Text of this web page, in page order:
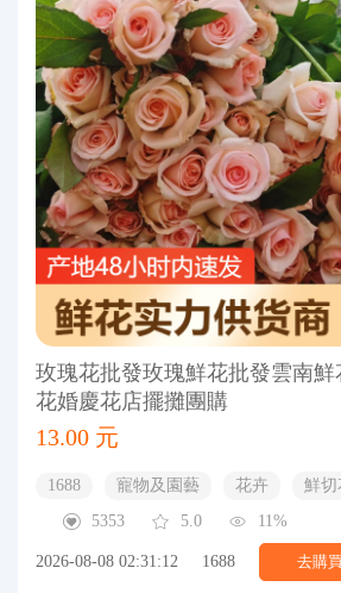
玫瑰花批發玫瑰鮮花批發雲南鮮
花婚慶花店擺攤團購
13.00 元
1688 寵物及園藝 花卉
鮮切
5353
5.0 11%
2026-08-08 02:31:12 1688 去購買